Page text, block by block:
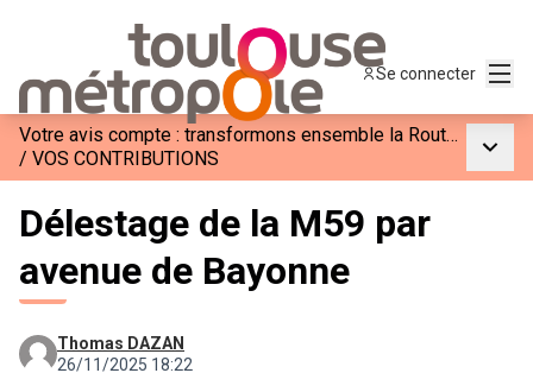
Se connecter
Votre avis compte : transformons ensemble la Route Métropolitaine 59 (M59)
/ VOS CONTRIBUTIONS
Délestage de la M59 par
avenue de Bayonne
Thomas DAZAN
26/11/2025 18:22